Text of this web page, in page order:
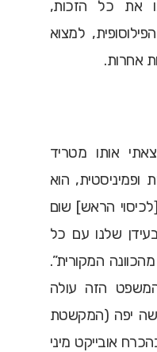
את כל הזכות,
למצוא
אחרות.
אותו מטריד
הוא
[לכיסוי הראש] שום
שלנו עם כל
המקורית”.
הזה עולה
יפה (המקשטת
אובייקט מיני